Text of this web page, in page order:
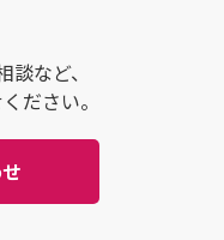
など、
ださい。